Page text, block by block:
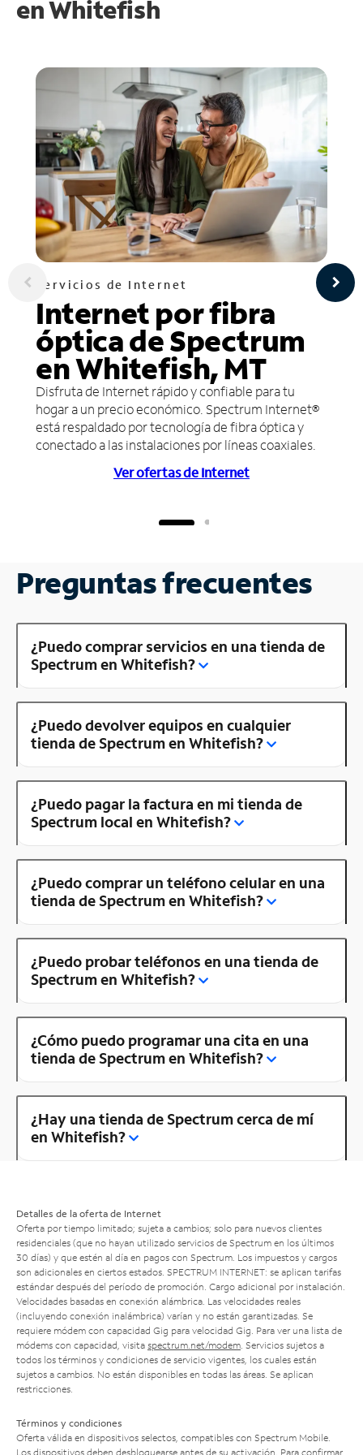
enWhitefish
Servicios de Internet
Internet por fibra
óptica de Spectrum
en Whitefish, MT
Disfruta de Internet rápido y confiable para tu
hogar a un precio económico. Spectrum Internet®
está respaldado por tecnología de fibra óptica y
conectado a las instalaciones por líneas coaxiales.
Ver ofertas de Internet
Preguntas frecuentes
¿Puedo comprar servicios en una tienda de
Spectrum en Whitefish?
¿Puedo devolver equipos en cualquier
tienda de Spectrum en Whitefish?
¿Puedo pagar la factura en mi tienda de
Spectrum local en Whitefish?
¿Puedo comprar un teléfono celular en una
tienda de Spectrum en Whitefish?
¿Puedo probar teléfonos en una tienda de
Spectrum en Whitefish?
¿Cómo puedo programar una cita en una
tienda de Spectrum en Whitefish?
¿Hay una tienda de Spectrum cerca de mí
en Whitefish?
Detalles de la oferta de Internet
Oferta por tiempo limitado; sujeta a cambios; solo para nuevos clientes
residenciales (que no hayan utilizado servicios de Spectrum en los últimos
30 días) y que estén al día en pagos con Spectrum. Los impuestos y cargos
son adicionales en ciertos estados. SPECTRUM INTERNET: se aplican tarifas
estándar después del período de promoción. Cargo adicional por instalación.
Velocidades basadas en conexión alámbrica. Las velocidades reales
(incluyendo conexión inalámbrica) varían y no están garantizadas. Se
requiere módem con capacidad Gig para velocidad Gig. Para ver una lista de
módems con capacidad, visita spectrum.net/modem . Servicios sujetos a
todos los términos y condiciones de servicio vigentes, los cuales están
sujetos a cambios. No están disponibles en todas las áreas. Se aplican
restricciones.
Términos y condiciones
Oferta válida en dispositivos selectos, compatibles con Spectrum Mobile.
Los dispositivos deben desbloquearse antes de su activación. Para confirmar